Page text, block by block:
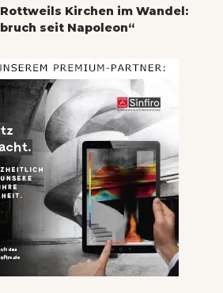
Rottweils Kirchen im Wandel:
seit Napoleon“